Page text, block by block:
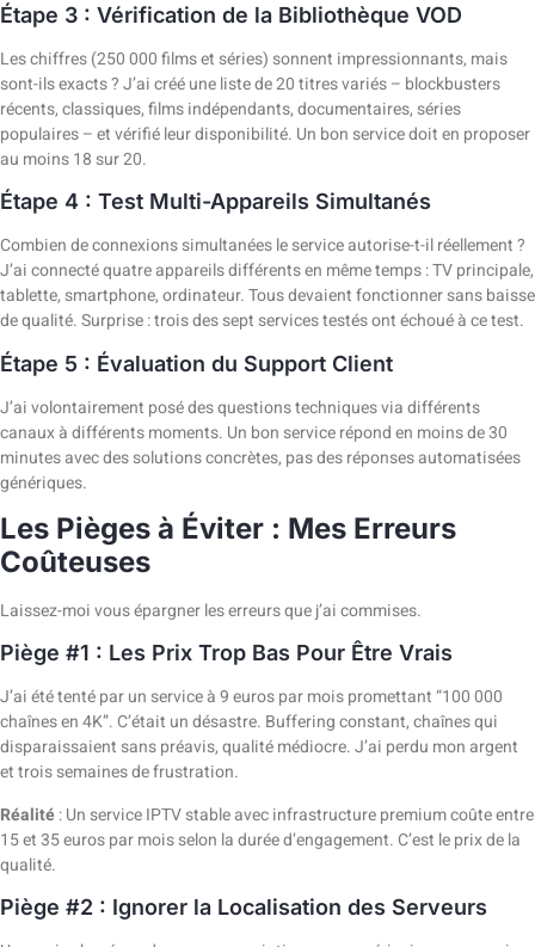
Étape 3 : Vérification de la Bibliothèque VOD
Les chiffres (250 000 films et séries) sonnent impressionnants, mais
sont-ils exacts ? J’ai créé une liste de 20 titres variés – blockbusters
récents, classiques, films indépendants, documentaires, séries
populaires – et vérifié leur disponibilité. Un bon service doit en proposer
au moins 18 sur 20.
Étape 4 : Test Multi-Appareils Simultanés
Combien de connexions simultanées le service autorise-t-il réellement ?
J’ai connecté quatre appareils différents en même temps : TV principale,
tablette, smartphone, ordinateur. Tous devaient fonctionner sans baisse
de qualité. Surprise : trois des sept services testés ont échoué à ce test.
Étape 5 : Évaluation du Support Client
J’ai volontairement posé des questions techniques via différents
canaux à différents moments. Un bon service répond en moins de 30
minutes avec des solutions concrètes, pas des réponses automatisées
génériques.
Les Pièges à Éviter : Mes Erreurs
Coûteuses
Laissez-moi vous épargner les erreurs que j’ai commises.
Piège #1 : Les Prix Trop Bas Pour Être Vrais
J’ai été tenté par un service à 9 euros par mois promettant “100 000
chaînes en 4K”. C’était un désastre. Buffering constant, chaînes qui
disparaissaient sans préavis, qualité médiocre. J’ai perdu mon argent
et trois semaines de frustration.
Réalité: Un service IPTV stable avec infrastructure premium coûte entre
15 et 35 euros par mois selon la durée d’engagement. C’est le prix de la
qualité.
Piège #2 : Ignorer la Localisation des Serveurs